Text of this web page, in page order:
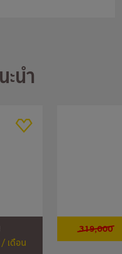
นำ
/ เดือน
319,000